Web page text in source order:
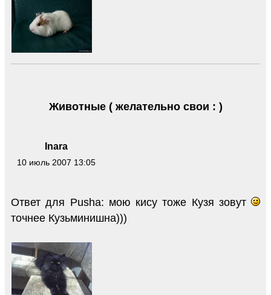
Inara
10 июль 2007 13:05
Животные ( желательно свои : )
Ответ для Pusha: мою кису тоже Кузя зовут
точнее Кузьминишна)))